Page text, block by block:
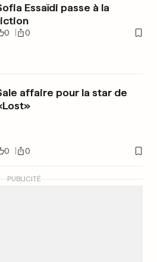
Essaïdi passe à la
0 0
affaire pour la star de
0 0
PUBLICITÉ